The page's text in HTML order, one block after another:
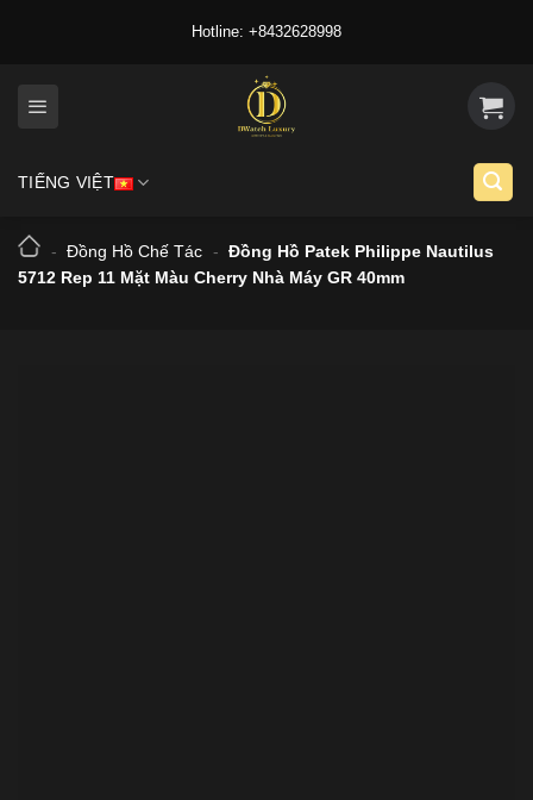
Hotline: +8432628998
TIẾNG VIỆT
- Đồng Hồ Chế Tác - Đồng Hồ Patek Philippe Nautilus
5712 Rep 11 Mặt Màu Cherry Nhà Máy GR 40mm